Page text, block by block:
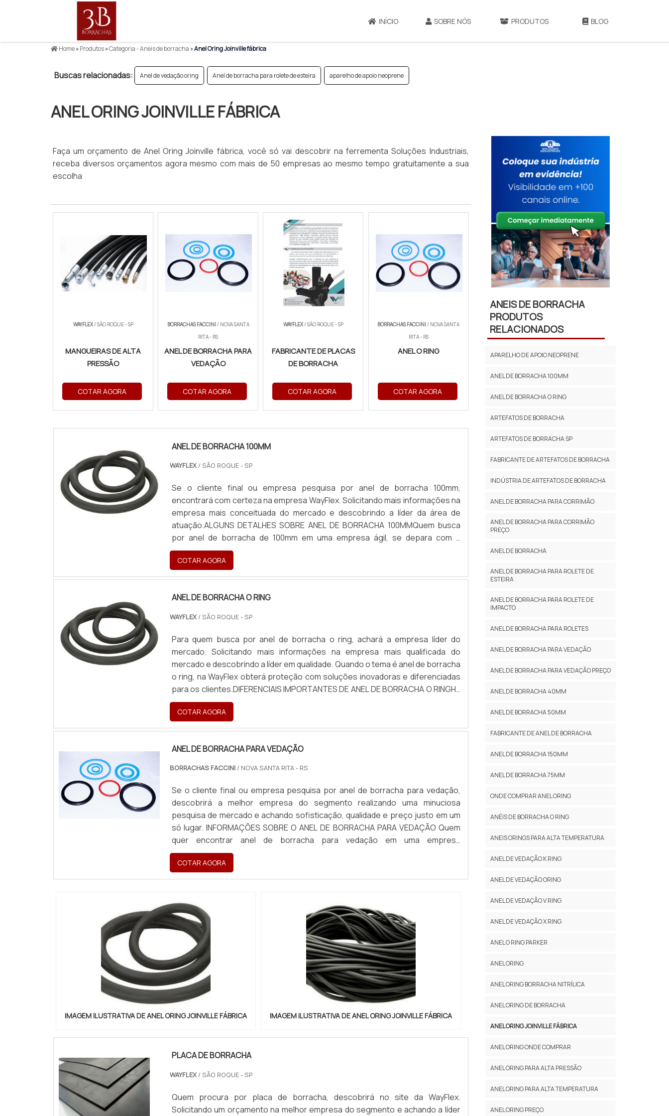
INÍCIO SOBRE NÓS PRODUTOS BLOG
Home»Produtos»Categoria - Aneis de borracha »Anel Oring Joinville fábrica
Buscas relacionadas: Anel de vedação oring Anel de borracha para rolete de esteira aparelho de apoio neoprene
ANEL ORING JOINVILLE FÁBRICA
Faça um orçamento de Anel Oring Joinville fábrica, você só vai descobrir na ferrementa Soluções Industriais,
receba diversos orçamentos agora mesmo com mais de 50 empresas ao mesmo tempo gratuitamente a sua
escolha
WAYFLEX/ SÃO ROQUE - SP
MANGUEIRAS DE ALTA
PRESSÃO
COTAR AGORA
BORRACHAS FACCINI/ NOVA SANTA
RITA - RS
ANEL DE BORRACHA PARA
VEDAÇÃO
COTAR AGORA
WAYFLEX/ SÃO ROQUE - SP
FABRICANTE DE PLACAS
DE BORRACHA
COTAR AGORA
BORRACHAS FACCINI/ NOVA SANTA
RITA - RS
ANEL O RING
COTAR AGORA
ANEL DE BORRACHA 100MM
WAYFLEX / SÃO ROQUE - SP
Se o cliente final ou empresa pesquisa por anel de borracha 100mm,
encontrará com certeza na empresa WayFlex. Solicitando mais informações na
empresa mais conceituada do mercado e descobrindo a líder da área de
atuação.ALGUNS DETALHES SOBRE ANEL DE BORRACHA 100MMQuem busca
por anel de borracha de 100mm em uma empresa ágil, se depara com a
WayFlex. Com grande know-how focado em guarnições de borracha e lençóis
de borracha, visando sempre...
COTAR AGORA
ANEL DE BORRACHA O RING
WAYFLEX / SÃO ROQUE - SP
Para quem busca por anel de borracha o ring, achará a empresa líder do
mercado. Solicitando mais informações na empresa mais qualificada do
mercado e descobrindo a líder em qualidade. Quando o tema é anel de borracha
o ring, na WayFlex obterá proteção com soluções inovadoras e diferenciadas
para os clientes.DIFERENCIAIS IMPORTANTES DE ANEL DE BORRACHA O RINGHá
muitas maneiras eficientes de demonstrar competência e excelência em sua
área...
COTAR AGORA
ANEL DE BORRACHA PARA VEDAÇÃO
BORRACHAS FACCINI / NOVA SANTA RITA - RS
Se o cliente final ou empresa pesquisa por anel de borracha para vedação,
descobrirá a melhor empresa do segmento realizando uma minuciosa
pesquisa de mercado e achando sofisticação, qualidade e preço justo em um
só lugar. INFORMAÇÕES SOBRE O ANEL DE BORRACHA PARA VEDAÇÃO Quem
quer encontrar anel de borracha para vedação em uma empresa
comprometida com os serviços, descobre a Borrachas Faccini. A empresa
trabalha com canaletas revestida...
COTAR AGORA
IMAGEM ILUSTRATIVA DE ANEL ORING JOINVILLE FÁBRICA IMAGEM ILUSTRATIVA DE ANEL ORING JOINVILLE FÁBRICA
PLACA DE BORRACHA
WAYFLEX/ SÃO ROQUE - SP
Quem procura por placa de borracha, descobrirá no site da WayFlex.
Solicitando um orçamento na melhor empresa do segmento e achando a líder
ANEIS DE BORRACHA
PRODUTOS
RELACIONADOS
APARELHO DE APOIO NEOPRENE
ANEL DE BORRACHA 100MM
ANEL DE BORRACHA O RING
ARTEFATOS DE BORRACHA
ARTEFATOS DE BORRACHA SP
FABRICANTE DE ARTEFATOS DE BORRACHA
INDÚSTRIA DE ARTEFATOS DE BORRACHA
ANEL DE BORRACHA PARA CORRIMÃO
ANEL DE BORRACHA PARA CORRIMÃO
PREÇO
ANEL DE BORRACHA
ANEL DE BORRACHA PARA ROLETE DE
ESTEIRA
ANEL DE BORRACHA PARA ROLETE DE
IMPACTO
ANEL DE BORRACHA PARA ROLETES
ANEL DE BORRACHA PARA VEDAÇÃO
ANEL DE BORRACHA PARA VEDAÇÃO PREÇO
ANEL DE BORRACHA 40MM
ANEL DE BORRACHA 50MM
FABRICANTE DE ANEL DE BORRACHA
ANEL DE BORRACHA 150MM
ANEL DE BORRACHA 75MM
ONDE COMPRAR ANEL ORING
ANÉIS DE BORRACHA O RING
ANEIS ORINGS PARA ALTA TEMPERATURA
ANEL DE VEDAÇÃO K RING
ANEL DE VEDAÇÃO ORING
ANEL DE VEDAÇÃO V RING
ANEL DE VEDAÇÃO X RING
ANEL O RING PARKER
ANEL ORING
ANEL ORING BORRACHA NITRÍLICA
ANEL ORING DE BORRACHA
ANEL ORING JOINVILLE FÁBRICA
ANEL ORING ONDE COMPRAR
ANEL ORING PARA ALTA PRESSÃO
ANEL ORING PARA ALTA TEMPERATURA
ANEL ORING PREÇO